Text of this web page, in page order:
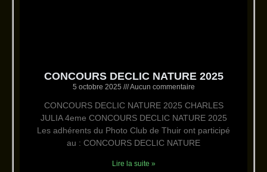
CONCOURS DECLIC NATURE 2025
5 octobre 2025 Aucun commentaire
CONCOURS DECLIC NATURE 2025 CHARLES
JULIA 4eme CONCOURS DECLIC NATURE 2025
Les adhérents du Photo Club de Thuir ont participé
au : CONCOURS DECLIC NATURE
Lire la suite »